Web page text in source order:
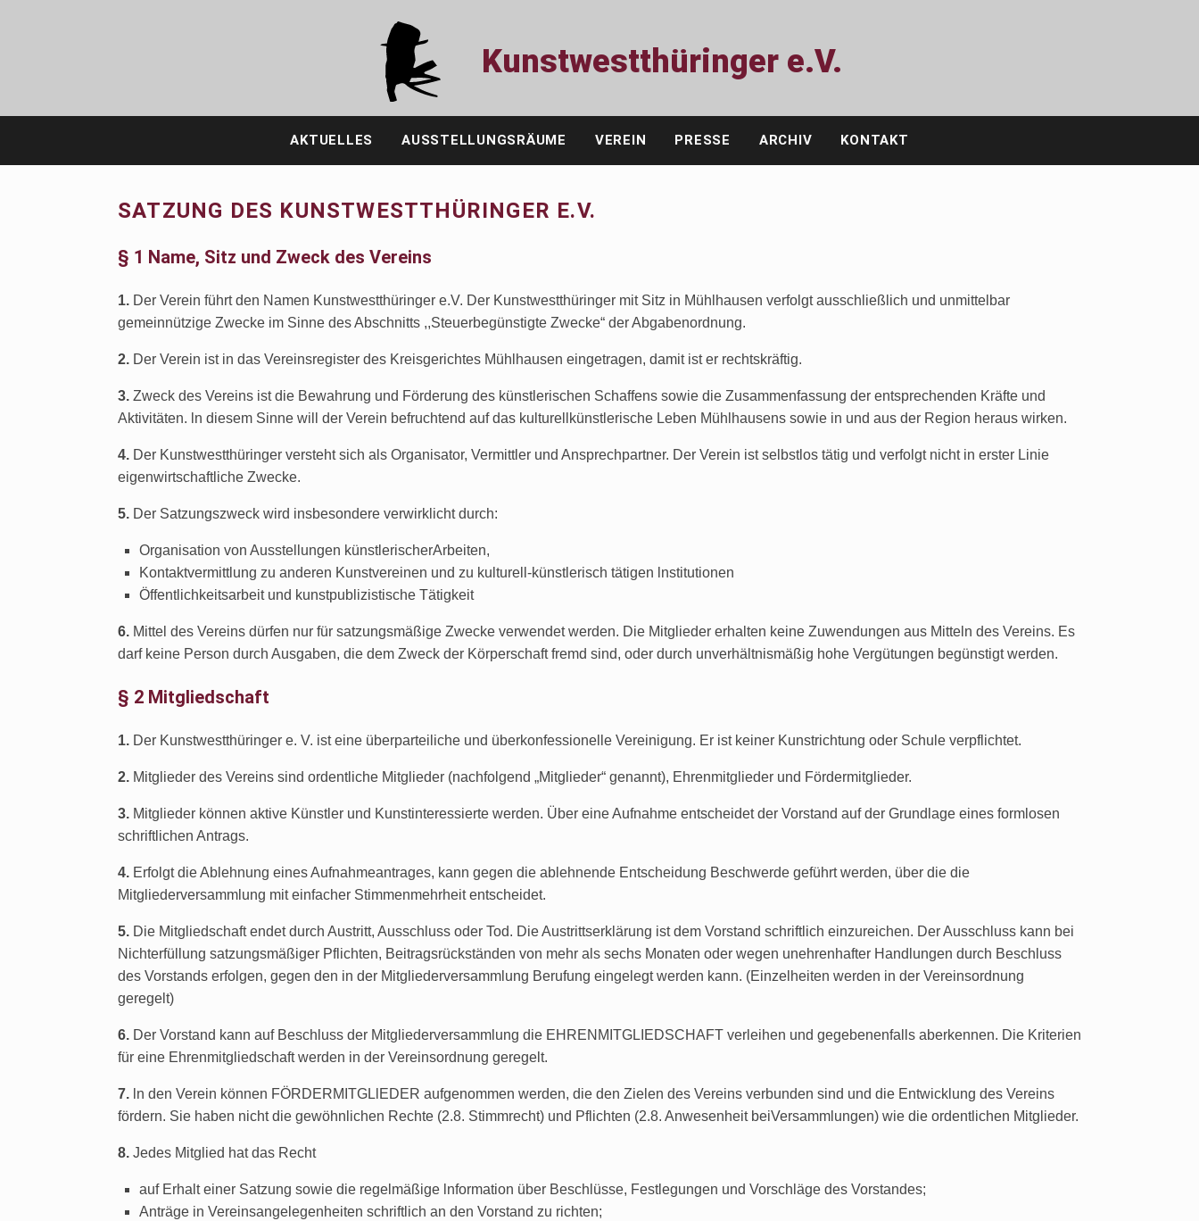
Kunstwestthüringer e.V.
AKTUELLES AUSSTELLUNGSRÄUME VEREIN PRESSE ARCHIV KONTAKT
SATZUNG DES KUNSTWESTTHÜRINGER E.V.
§ 1 Name, Sitz und Zweck des Vereins
1. Der Verein führt den Namen Kunstwestthüringer e.V. Der Kunstwestthüringer mit Sitz in Mühlhausen verfolgt ausschließlich und unmittelbar
gemeinnützige Zwecke im Sinne des Abschnitts ,,Steuerbegünstigte Zwecke“ der Abgabenordnung.
2. Der Verein ist in das Vereinsregister des Kreisgerichtes Mühlhausen eingetragen, damit ist er rechtskräftig.
3. Zweck des Vereins ist die Bewahrung und Förderung des künstlerischen Schaffens sowie die Zusammenfassung der entsprechenden Kräfte und
Aktivitäten. ln diesem Sinne will der Verein befruchtend auf das kulturellkünstlerische Leben Mühlhausens sowie in und aus der Region heraus wirken.
4. Der Kunstwestthüringer versteht sich als Organisator, Vermittler und Ansprechpartner. Der Verein ist selbstlos tätig und verfolgt nicht in erster Linie
eigenwirtschaftliche Zwecke.
5. Der Satzungszweck wird insbesondere verwirklicht durch:
Organisation von Ausstellungen künstlerischerArbeiten,
Kontaktvermittlung zu anderen Kunstvereinen und zu kulturell-künstlerisch tätigen lnstitutionen
Öffentlichkeitsarbeit und kunstpublizistische Tätigkeit
6. Mittel des Vereins dürfen nur für satzungsmäßige Zwecke verwendet werden. Die Mitglieder erhalten keine Zuwendungen aus Mitteln des Vereins. Es
darf keine Person durch Ausgaben, die dem Zweck der Körperschaft fremd sind, oder durch unverhältnismäßig hohe Vergütungen begünstigt werden.
§ 2 Mitgliedschaft
1. Der Kunstwestthüringer e. V. ist eine überparteiliche und überkonfessionelle Vereinigung. Er ist keiner Kunstrichtung oder Schule verpflichtet.
2. Mitglieder des Vereins sind ordentliche Mitglieder (nachfolgend „Mitglieder“ genannt), Ehrenmitglieder und Fördermitglieder.
3. Mitglieder können aktive Künstler und Kunstinteressierte werden. Über eine Aufnahme entscheidet der Vorstand auf der Grundlage eines formlosen
schriftlichen Antrags.
4. Erfolgt die Ablehnung eines Aufnahmeantrages, kann gegen die ablehnende Entscheidung Beschwerde geführt werden, über die die
Mitgliederversammlung mit einfacher Stimmenmehrheit entscheidet.
5. Die Mitgliedschaft endet durch Austritt, Ausschluss oder Tod. Die Austrittserklärung ist dem Vorstand schriftlich einzureichen. Der Ausschluss kann bei
Nichterfüllung satzungsmäßiger Pflichten, Beitragsrückständen von mehr als sechs Monaten oder wegen unehrenhafter Handlungen durch Beschluss
des Vorstands erfolgen, gegen den in der Mitgliederversammlung Berufung eingelegt werden kann. (Einzelheiten werden in der Vereinsordnung
geregelt)
6. Der Vorstand kann auf Beschluss der Mitgliederversammlung die EHRENMITGLIEDSCHAFT verleihen und gegebenenfalls aberkennen. Die Kriterien
für eine Ehrenmitgliedschaft werden in der Vereinsordnung geregelt.
7. ln den Verein können FÖRDERMITGLlEDER aufgenommen werden, die den Zielen des Vereins verbunden sind und die Entwicklung des Vereins
fördern. Sie haben nicht die gewöhnlichen Rechte (2.8. Stimmrecht) und Pflichten (2.8. Anwesenheit beiVersammlungen) wie die ordentlichen Mitglieder.
8. Jedes Mitglied hat das Recht
auf Erhalt einer Satzung sowie die regelmäßige lnformation über Beschlüsse, Festlegungen und Vorschläge des Vorstandes;
Anträge in Vereinsangelegenheiten schriftlich an den Vorstand zu richten;